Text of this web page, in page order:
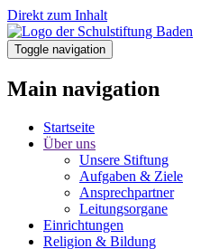
Direkt zum Inhalt
Toggle navigation
Main navigation
Startseite
Über uns
Unsere Stiftung
Aufgaben & Ziele
Ansprechpartner
Leitungsorgane
Einrichtungen
Religion & Bildung